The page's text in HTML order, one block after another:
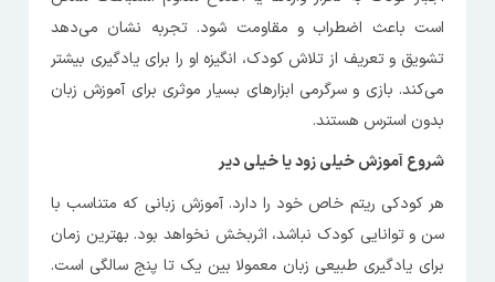
است باعث اضطراب و مقاومت شود. تجربه نشان می‌دهد
تشویق و تعریف از تلاش کودک، انگیزه‌ او را برای یادگیری بیشتر
می‌کند. بازی و سرگرمی ابزارهای بسیار موثری برای آموزش زبان
بدون استرس هستند.
شروع آموزش خیلی زود یا خیلی دیر
هر کودکی ریتم خاص خود را دارد. آموزش زبانی که متناسب با
سن و توانایی کودک نباشد، اثربخش نخواهد بود. بهترین زمان
برای یادگیری طبیعی زبان معمولا بین یک تا پنج سالگی است.